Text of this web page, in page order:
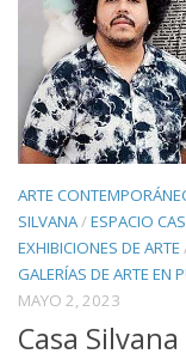
ARTE
SILVANA/ESPACIO
EXHIBICIONES DE ARTE
GALERÍAS DE ARTE EN
MAYO 2, 2023
Casa